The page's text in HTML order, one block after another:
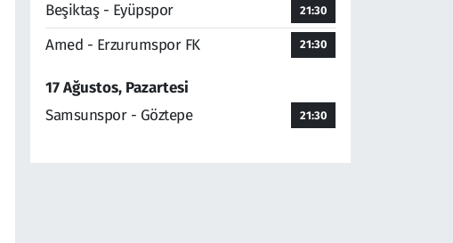
Beşiktaş - Eyüpspor 21:30
Amed - Erzurumspor FK 21:30
17 Ağustos, Pazartesi
Samsunspor - Göztepe
21:30